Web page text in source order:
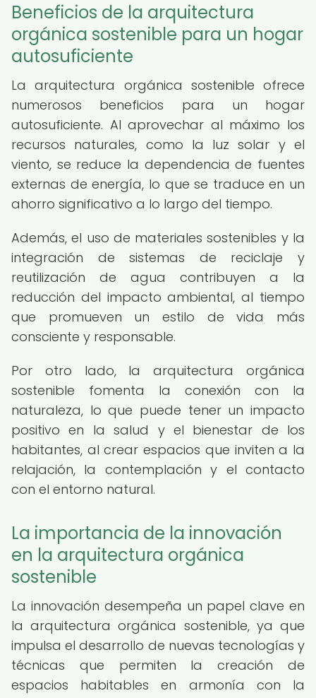
Beneficios de la arquitectura
orgánica sostenible para un hogar
autosuficiente
La arquitectura orgánica sostenible ofrece
numerosos beneficios para un hogar
autosuficiente. Al aprovechar al máximo los
recursos naturales, como la luz solar y el
viento, se reduce la dependencia de fuentes
externas de energía, lo que se traduce en un
ahorro significativo a lo largo del tiempo.
Además, el uso de materiales sostenibles y la
integración de sistemas de reciclaje y
reutilización de agua contribuyen a la
reducción del impacto ambiental, al tiempo
que promueven un estilo de vida más
consciente y responsable.
Por otro lado, la arquitectura orgánica
sostenible fomenta la conexión con la
naturaleza, lo que puede tener un impacto
positivo en la salud y el bienestar de los
habitantes, al crear espacios que inviten a la
relajación, la contemplación y el contacto
con el entorno natural.
La importancia de la innovación
en la arquitectura orgánica
sostenible
La innovación desempeña un papel clave en
la arquitectura orgánica sostenible, ya que
impulsa el desarrollo de nuevas tecnologías y
técnicas que permiten la creación de
espacios habitables en armonía con la